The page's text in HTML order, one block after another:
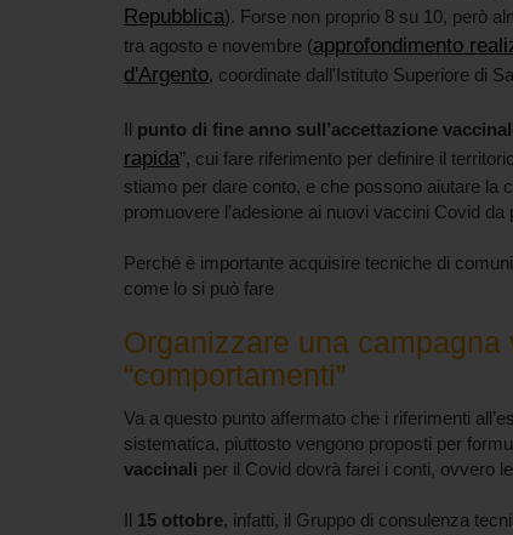
Repubblica). Forse non proprio 8 su 10, però
tra agosto e novembre (approfondimento
d'Argento, coordinate dall'Istituto Superiore di
Il punto di fine anno sull’accettazione
rapida”, cui fare riferimento per definire il
stiamo per dare conto, e che possono aiutare la
promuovere l’adesione ai nuovi vaccini Covid
Perché è importante acquisire tecniche di
come lo si può fare
Organizzare una
“comportamenti”
Va a questo punto affermato che i riferimenti
sistematica, piuttosto vengono proposti per
vaccinali per il Covid dovrà farei i conti, ovvero le
Il 15 ottobre, infatti, il Gruppo di consulenza